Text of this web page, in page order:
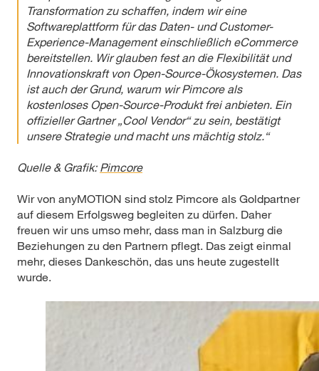
Transformation zu schaffen, indem wir eine
Softwareplattform für das Daten- und Customer-
Experience-Management einschließlich eCommerce
bereitstellen. Wir glauben fest an die Flexibilität und
Innovationskraft von Open-Source-Ökosystemen. Das
ist auch der Grund, warum wir Pimcore als
kostenloses Open-Source-Produkt frei anbieten. Ein
offizieller Gartner „Cool Vendor“ zu sein, bestätigt
unsere Strategie und macht uns mächtig stolz.“
Quelle & Grafik: Pimcore
Wir von anyMOTION sind stolz Pimcore als Goldpartner
auf diesem Erfolgsweg begleiten zu dürfen. Daher
freuen wir uns umso mehr, dass man in Salzburg die
Beziehungen zu den Partnern pflegt. Das zeigt einmal
mehr, dieses Dankeschön, das uns heute zugestellt
wurde.